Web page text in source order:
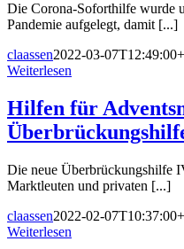
Die Corona-Soforthilfe wurde
Pandemie aufgelegt, damit [...]
claassen2022-03-
Weiterlesen
Hilfen für
Die neue Überbrückungshilfe
Marktleuten und privaten [...]
claassen2022-02-
Weiterlesen